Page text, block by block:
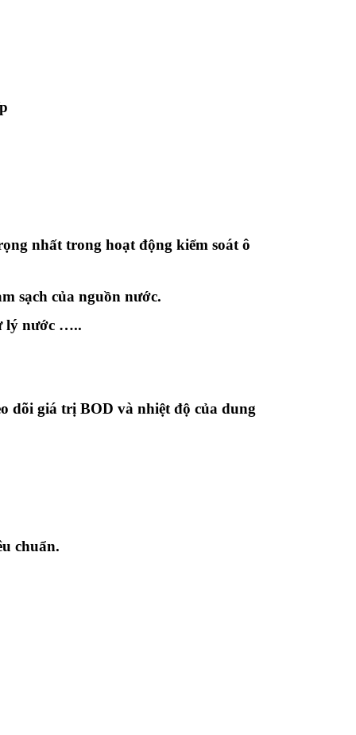
nhất trong hoạt động kiểm soát ô
sạch của nguồn nước.
lý nước …..
dõi giá trị BOD và nhiệt độ của dung
chuẩn.